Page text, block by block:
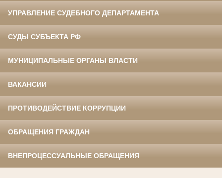
УПРАВЛЕНИЕ СУДЕБНОГО ДЕПАРТАМЕНТА
СУДЫ СУБЪЕКТА РФ
МУНИЦИПАЛЬНЫЕ ОРГАНЫ ВЛАСТИ
ВАКАНСИИ
ПРОТИВОДЕЙСТВИЕ КОРРУПЦИИ
ОБРАЩЕНИЯ ГРАЖДАН
ВНЕПРОЦЕССУАЛЬНЫЕ ОБРАЩЕНИЯ